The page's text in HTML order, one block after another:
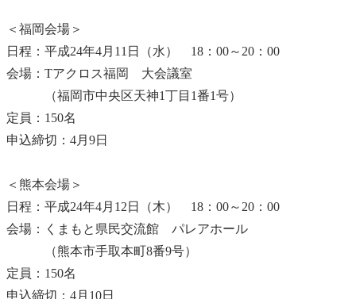
＜福岡会場＞
日程：平成24年4月11日（水） 18：00～20：00
会場：Tアクロス福岡 大会議室
（福岡市中央区天神1丁目1番1号）
定員：150名
申込締切：4月9日
＜熊本会場＞
日程：平成24年4月12日（木） 18：00～20：00
会場：くまもと県民交流館 パレアホール
（熊本市手取本町8番9号）
定員：150名
申込締切：4月10日